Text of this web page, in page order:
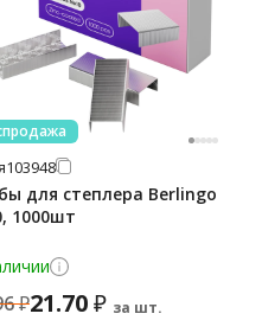
я103948
для степлера Berlingo
1000шт
₽21.70₽ за шт.